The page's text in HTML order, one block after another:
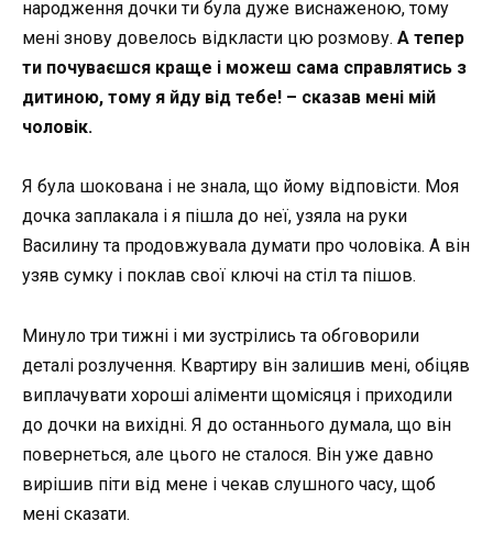
народження дочки ти була дуже виснаженою, тому
мені знову довелось відкласти цю розмову. А тепер
ти почуваєшся краще і можеш сама справлятись з
дитиною, тому я йду від тебе! – сказав мені мій
чоловік.
Я була шокована і не знала, що йому відповісти. Моя
дочка заплакала і я пішла до неї, узяла на руки
Василину та продовжувала думати про чоловіка. А він
узяв сумку і поклав свої ключі на стіл та пішов.
Минуло три тижні і ми зустрілись та обговорили
деталі розлучення. Квартиру він залишив мені, обіцяв
виплачувати хороші аліменти щомісяця і приходили
до дочки на вихідні. Я до останнього думала, що він
повернеться, але цього не сталося. Він уже давно
вирішив піти від мене і чекав слушного часу, щоб
мені сказати.